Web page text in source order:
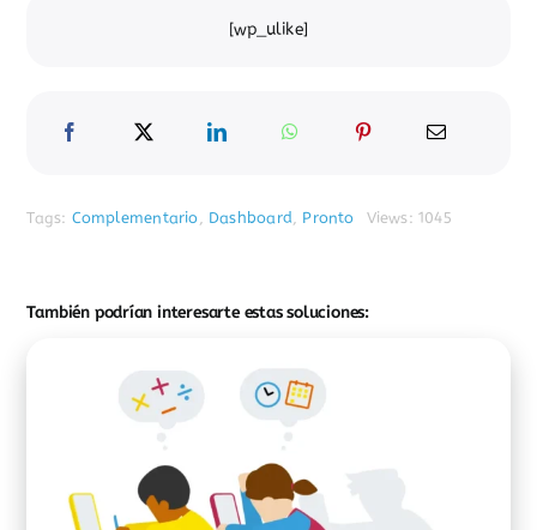
[wp_ulike]
Tags: Complementario, Dashboard, Pronto Views: 1045
También podrían interesarte estas soluciones: